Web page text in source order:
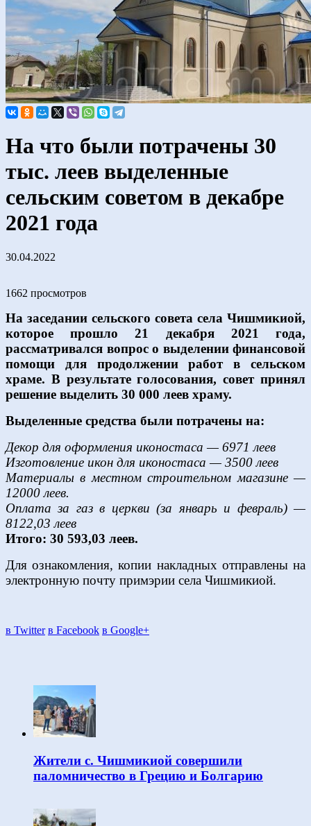
На что были потрачены 30
тыс. леев выделенные
сельским советом в декабре
2021 года
30.04.2022
1662 просмотров
На заседании сельского совета села Чишмикиой,
которое прошло 21 декабря 2021 года,
рассматривался вопрос о выделении финансовой
помощи для продолжении работ в сельском
храме. В результате голосования, совет принял
решение выделить 30 000 леев храму.
Выделенные средства были потрачены на:
Декор для оформления иконостаса — 6971 леев
Изготовление икон для иконостаса — 3500 леев
Материалы в местном строительном магазине —
12000 леев.
Оплата за газ в церкви (за январь и февраль) —
8122,03 леев
Итого: 30 593,03 леев.
Для ознакомления, копии накладных отправлены на
электронную почту примэрии села Чишмикиой.
в Twitter в Facebook в Google+
Жители с. Чишмикиой совершили
паломничество в Грецию и Болгарию